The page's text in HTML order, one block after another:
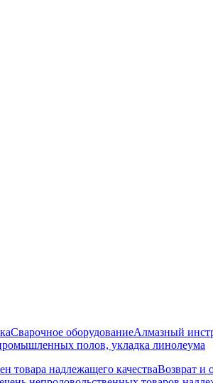
Сварочное оборудованиеАлмазный
полов, укладка линолеума
товара надлежащего качестваВозврат и